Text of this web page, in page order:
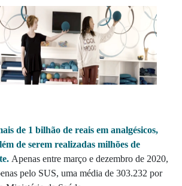
de 1 bilhão de reais em analgésicos,
de serem realizadas milhões de
Apenas entre março e dezembro de 2020,
pelo SUS, uma média de 303.232 por